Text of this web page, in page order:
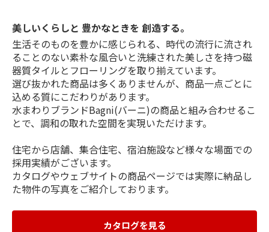
美しいくらしと 豊かなときを 創造する。
生活そのものを豊かに感じられる、時代の流行に流され
ることのない素朴な風合いと洗練された美しさを持つ磁
器質タイルとフローリングを取り揃えています。
選び抜かれた商品は多くありませんが、商品一点ごとに
込める質にこだわりがあります。
水まわりブランドBagni(バーニ)の商品と組み合わせるこ
とで、調和の取れた空間を実現いただけます。
住宅から店舗、集合住宅、宿泊施設など様々な場面での
採用実績がございます。
カタログやウェブサイトの商品ページでは実際に納品し
た物件の写真をご紹介しております。
カタログを見る